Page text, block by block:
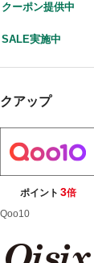
クーポン提供中
SALE実施中
アップ
ポイント 3倍
Qoo10